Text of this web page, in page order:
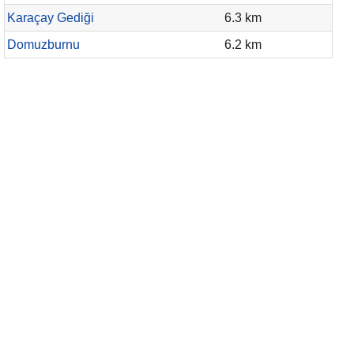
Karaçay Gediği
6.3 km
Domuzburnu
6.2 km